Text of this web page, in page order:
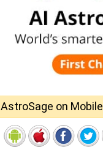
AstroSage on Mobile